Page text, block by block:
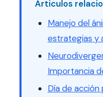
Articulos
Manejo del
estrategias y
Importancia
Día de acción